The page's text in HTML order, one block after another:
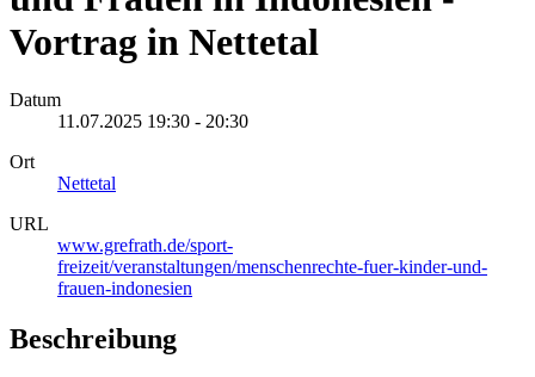
Vortrag in Nettetal
Datum
11.07.2025 19:30 - 20:30
Ort
Nettetal
URL
www.grefrath.de/sport-
freizeit/veranstaltungen/menschenrechte-fuer-kinder-und-
frauen-indonesien
Beschreibung